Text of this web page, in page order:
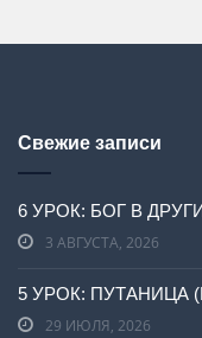
Свежие записи
6 УРОК: БОГ В
3 АВГУСТА, 2026
5 УРОК: ПУТАНИЦА
29 ИЮЛЯ, 2026